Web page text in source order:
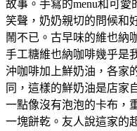
故事。手寫的menu和可
笑聲，奶奶親切的問候和
鬧不已。古早味的維也納
手工糖維也納咖啡幾乎是
沖咖啡加上鮮奶油，各家
同，這樣的鮮奶油是店家
一點像沒有泡泡的卡布，
一塊餅乾。友人說這家的